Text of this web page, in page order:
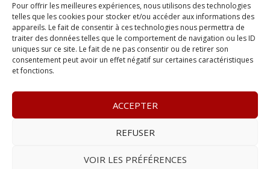
Pour offrir les meilleures expériences, nous utilisons des technologies
telles que les cookies pour stocker et/ou accéder aux informations des
appareils. Le fait de consentir à ces technologies nous permettra de
traiter des données telles que le comportement de navigation ou les ID
uniques sur ce site. Le fait de ne pas consentir ou de retirer son
consentement peut avoir un effet négatif sur certaines caractéristiques
et fonctions.
ACCEPTER
REFUSER
VOIR LES PRÉFÉRENCES
– www.leprobant.fr –
contact@leprobant.fr–